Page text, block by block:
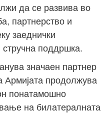
да се развива во
партнерство и
заеднички
стручна поддршка.
значаен партнер
Армијата продолжува
понатамошно
на билатералната